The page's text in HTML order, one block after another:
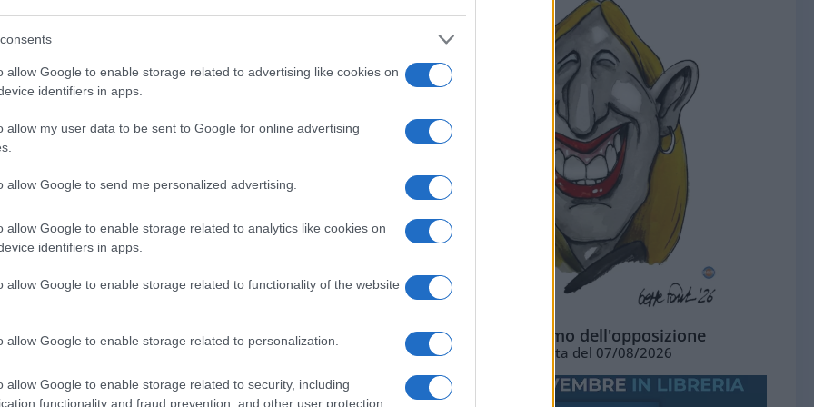
allow Google to enable storage related to advertising like cookies on
identifiers in apps.
allow my user data to be sent to Google for online advertising
allow Google to send me personalized advertising.
allow Google to enable storage related to analytics like cookies on
identifiers in apps.
allow Google to enable storage related to functionality of the website
allow Google to enable storage related to personalization.
allow Google to enable storage related to security, including
functionality and fraud prevention, and other user protection.
l’anno dell’addio alle
elezioni europee e i leader di quella
passo indietro (no al nucleare ed
L'ottimismo dell'opposizione
Vignetta del 07/08/2026